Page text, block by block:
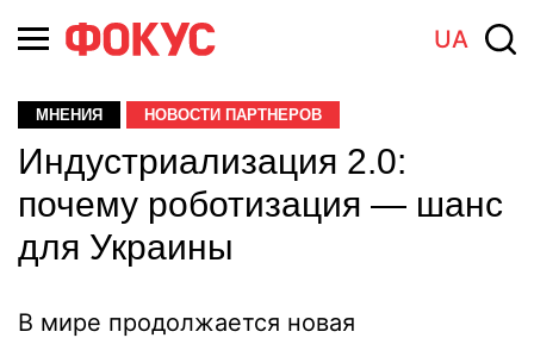
UA
МНЕНИЯ НОВОСТИ ПАРТНЕРОВ
Индустриализация 2.0:
почему роботизация — шанс
для Украины
В мире продолжается новая